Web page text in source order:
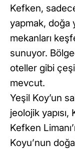
Kefken,
yapmak, doğa
mekanları
sunuyor.
oteller gibi
mevcut.
Yeşil Koy’un
jeolojik yapısı,
Kefken
Koyu’nun